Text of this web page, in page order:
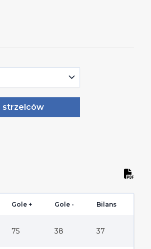
strzelców
Gole + Gole - Bilans
75 38 37